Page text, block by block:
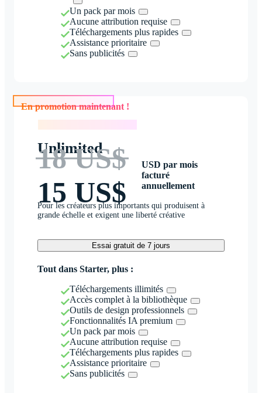
Un pack par mois
Aucune attribution requise
Téléchargements plus rapides
Assistance prioritaire
Sans publicités
En promotion maintenant !
Unlimited
18 US$
15 US$
USD par mois
facturé
annuellement
Pour les créateurs plus importants qui produisent à
grande échelle et exigent une liberté créative
Essai gratuit de 7 jours
Tout dans Starter, plus :
Téléchargements illimités
Accès complet à la bibliothèque
Outils de design professionnels
Fonctionnalités IA premium
Un pack par mois
Aucune attribution requise
Téléchargements plus rapides
Assistance prioritaire
Sans publicités